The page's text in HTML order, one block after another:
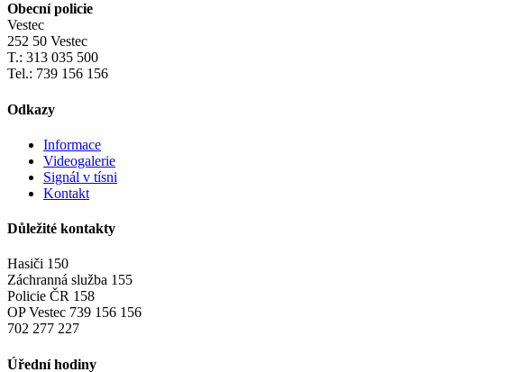
Obecní policie
Vestec
252 50 Vestec
T.: 313 035 500
Tel.: 739 156 156
Odkazy
Informace
Videogalerie
Signál v tísni
Kontakt
Důležité kontakty
Hasiči 150
Záchranná služba 155
Policie ČR 158
OP Vestec 739 156 156
702 277 227
Úřední hodiny